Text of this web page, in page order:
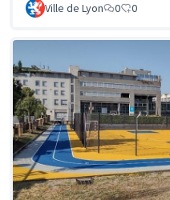
Ville de Lyon 0 0